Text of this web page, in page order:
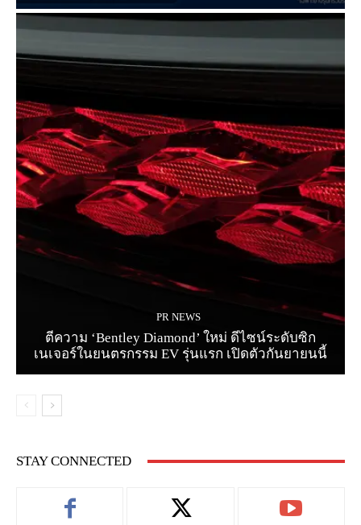
PR NEWS
ตีความ ‘Bentley Diamond’ ใหม่ ดีไซน์ระดับซิก
เนเจอร์ในยนตรกรรม EV รุ่นแรก เปิดตัวกันยายนนี้
STAY CONNECTED